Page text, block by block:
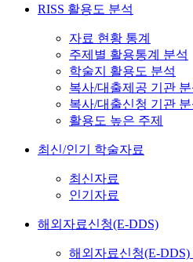
RISS 활용도 분석
자료 현황 통계
주제별 활용통계 분석
학술지 활용도 분석
복사/대출제공 기관 분
복사/대출신청 기관 분
활용도 높은 주제
최신/인기 학술자료
최신자료
인기자료
해외자료신청(E-DDS)
해외자료신청(E-DDS)